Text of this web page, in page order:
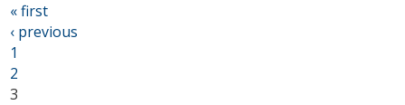
« first
‹ previous
1
2
3